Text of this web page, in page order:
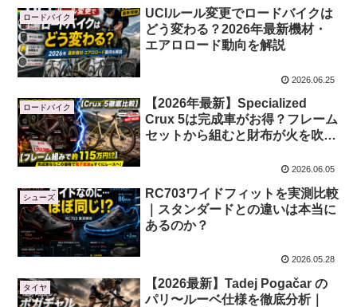
ロードバイク
UCIルール変更でロードバイクは
どう変わる？2026年最新機材・
エアロロード動向を解説
2026.06.25
ロードバイク
【2026年最新】Specialized
Crux 5は完成車がお得？フレーム
セットから組むと財布が火を吹く
2026.06.05
シューズ
RC703ワイドフィットを実測比較
｜スタンダードとの違いは本当に
あるのか？
2026.05.28
タイヤ
【2026最新】Tadej Pogačar の
パリ〜ルーベ仕様を徹底分析｜